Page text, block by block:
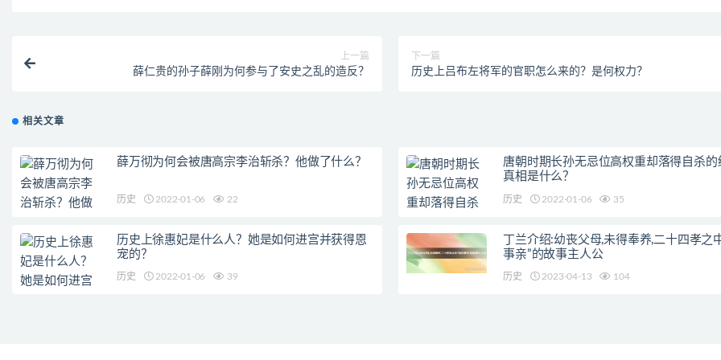
上一篇
薛仁贵的孙子薛刚为何参与了安史之乱的造反？
下一篇
历史上吕布左将军的官职怎么来的？是何权力？
相关文章
薛万彻为何会被唐高宗李治斩杀？他做了什么？
历史 2022-01-06 22
唐朝时期长孙无忌位高权重却落得自杀的
真相是什么？
历史 2022-01-06 35
历史上徐惠妃是什么人？她是如何进宫并获得恩
宠的？
历史 2022-01-06 39
丁兰介绍:幼丧父母,未得奉养,二十四孝之
事亲”的故事主人公
历史 2023-04-13 104